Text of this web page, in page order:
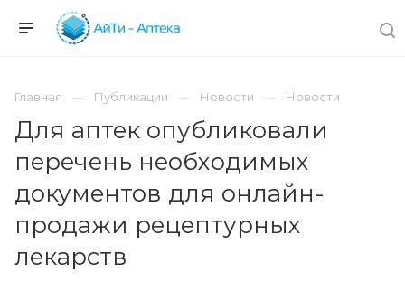
Главная Публикации Новости Новости
Для аптек опубликовали
перечень необходимых
документов для онлайн-
продажи рецептурных
лекарств